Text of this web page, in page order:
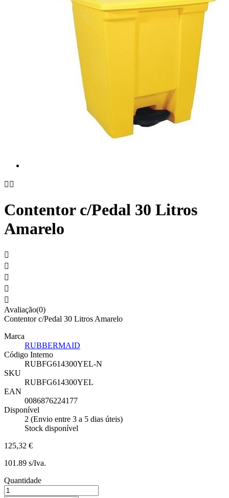
 
Contentor c/Pedal 30 Litros
Amarelo





Avaliação(0)
Contentor c/Pedal 30 Litros Amarelo
Marca
RUBBERMAID
Código Interno
RUBFG614300YEL-N
SKU
RUBFG614300YEL
EAN
0086876224177
Disponível
2 (Envio entre 3 a 5 dias úteis)
Stock disponível
125,32 €
101.89 s/Iva.
Quantidade